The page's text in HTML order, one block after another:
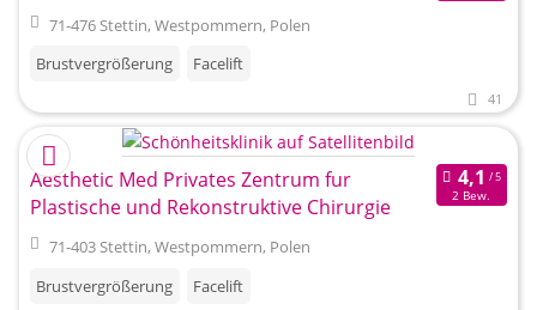
71-476 Stettin, Westpommern, Polen
Brustvergrößerung
Facelift
41
Aesthetic Med Privates Zentrum fur
Plastische und Rekonstruktive Chirurgie
2 Bew.
71-403 Stettin, Westpommern, Polen
Brustvergrößerung
Facelift